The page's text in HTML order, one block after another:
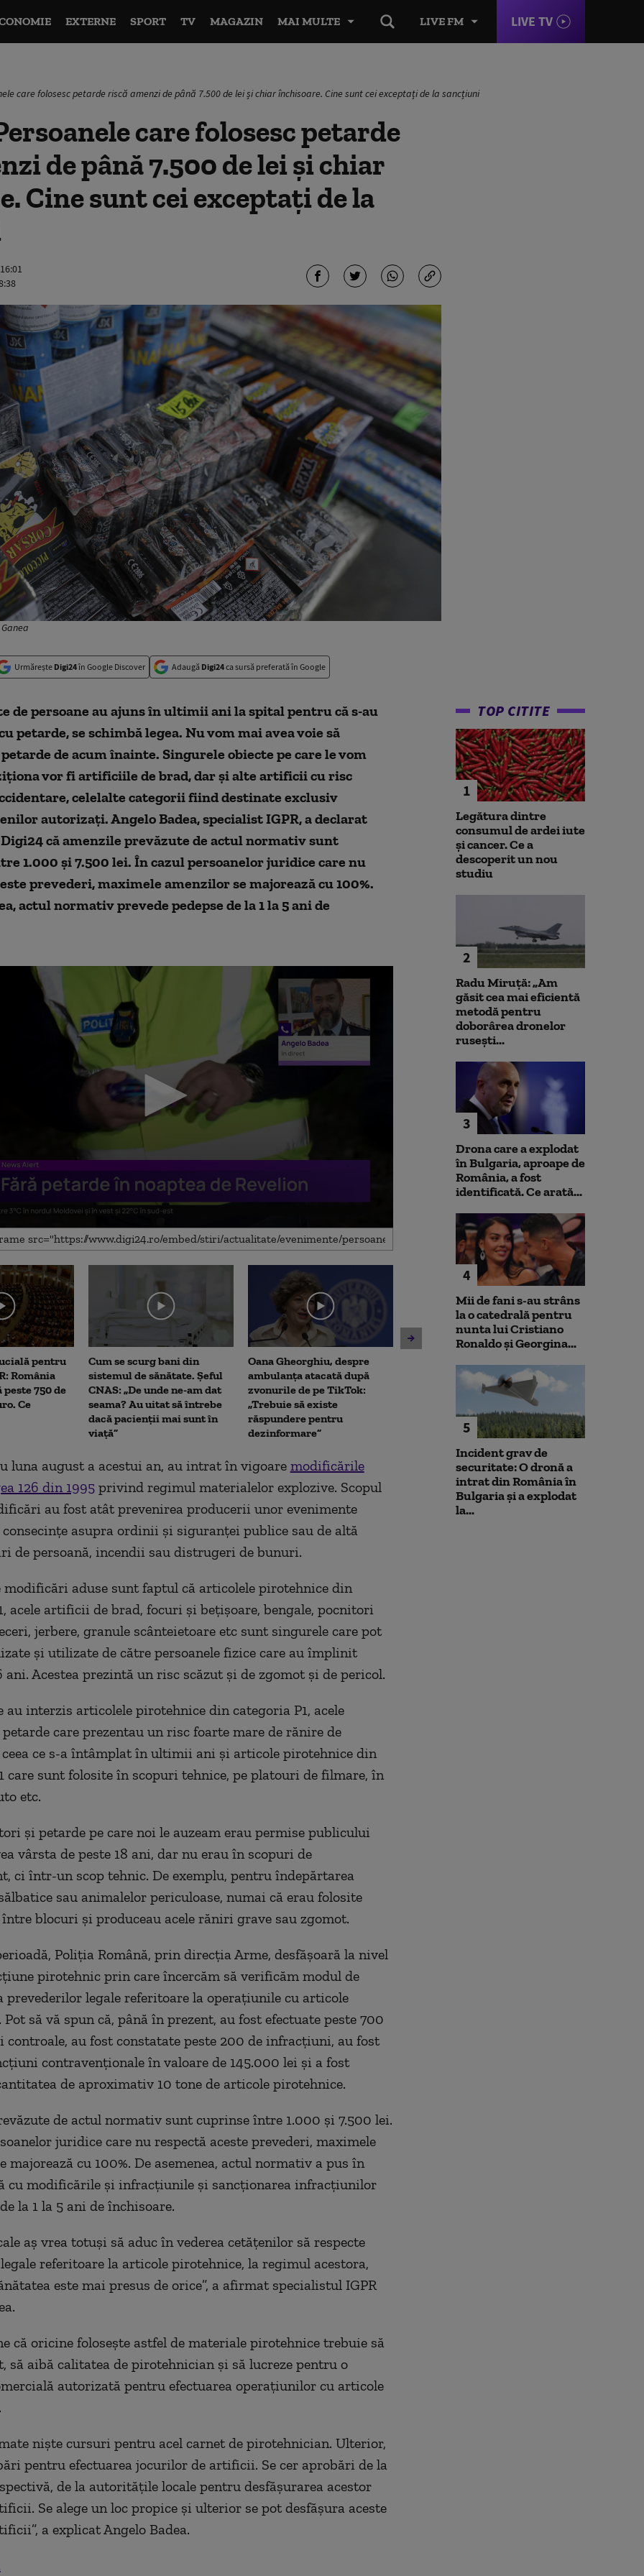
LIVE FM LIVE TV
EXTERNE SPORT TV MAGAZIN MAI MULTE
care folosesc petarde riscă amenzi de până 7.500 de lei și chiar închisoare. Cine sunt cei exceptați de la sancțiuni
care folosesc petarde
de până 7.500 de lei și chiar
Cine sunt cei exceptați de la
Urmărește Digi24în Google Discover Adaugă Digi24ca sursă preferată în Google
de persoane au ajuns în ultimii ani la spital pentru că s-au
petarde, se schimbă legea. Nu vom mai avea voie să
de acum înainte. Singurele obiecte pe care le vom
vor fi artificiile de brad, dar și alte artificii cu risc
celelalte categorii fiind destinate exclusiv
autorizați. Angelo Badea, specialist IGPR, a declarat
că amenzile prevăzute de actul normativ sunt
1.000 și 7.500 lei. În cazul persoanelor juridice care nu
prevederi, maximele amenzilor se majorează cu 100%.
actul normativ prevede pedepse de la 1 la 5 ani de
pentru
România
750 de
Ce
Cum se scurg bani din
sistemul de sănătate. Șeful
CNAS: „De unde ne-am dat
seama? Au uitat să întrebe
dacă pacienții mai sunt în
viață”
Oana Gheorghiu, despre
ambulanța atacată după
zvonurile de pe TikTok:
„Trebuie să existe
răspundere pentru
dezinformare”
ambulanța din Cluj, reținuți
24 de ore. Mărturia
luna august a acestui an, au intrat în vigoare modificările
126 din 1995privind regimul materialelor explozive. Scopul
au fost atât prevenirea producerii unor evenimente
asupra ordinii și siguranței publice sau de altă
de persoană, incendii sau distrugeri de bunuri.
modificări aduse sunt faptul că articolele pirotehnice din
acele artificii de brad, focuri și bețișoare, bengale, pocnitori
jerbere, granule scânteietoare etc sunt singurele care pot
și utilizate de către persoanele fizice care au împlinit
ani. Acestea prezintă un risc scăzut și de zgomot și de pericol.
interzis articolele pirotehnice din categoria P1, acele
care prezentau un risc foarte mare de rănire de
ceea ce s-a întâmplat în ultimii ani și articole pirotehnice din
care sunt folosite în scopuri tehnice, pe platouri de filmare, în
etc.
și petarde pe care noi le auzeam erau permise publicului
vârsta de peste 18 ani, dar nu erau în scopuri de
ci într-un scop tehnic. De exemplu, pentru îndepărtarea
sau animalelor periculoase, numai că erau folosite
blocuri și produceau acele răniri grave sau zgomot.
Poliția Română, prin direcția Arme, desfășoară la nivel
pirotehnic prin care încercăm să verificăm modul de
prevederilor legale referitoare la operațiunile cu articole
să vă spun că, până în prezent, au fost efectuate peste 700
controale, au fost constatate peste 200 de infracțiuni, au fost
contravenționale în valoare de 145.000 lei și a fost
de aproximativ 10 tone de articole pirotehnice.
de actul normativ sunt cuprinse între 1.000 și 7.500 lei.
juridice care nu respectă aceste prevederi, maximele
majorează cu 100%. De asemenea, actul normativ a pus în
cu modificările și infracțiunile și sancționarea infracțiunilor
la 1 la 5 ani de închisoare.
aș vrea totuși să aduc în vederea cetățenilor să respecte
referitoare la articole pirotehnice, la regimul acestora,
este mai presus de orice”, a afirmat specialistul IGPR
că oricine folosește astfel de materiale pirotehnice trebuie să
să aibă calitatea de pirotehnician și să lucreze pentru o
autorizată pentru efectuarea operațiunilor cu articole
niște cursuri pentru acel carnet de pirotehnician. Ulterior,
pentru efectuarea jocurilor de artificii. Se cer aprobări de la
de la autoritățile locale pentru desfășurarea acestor
Se alege un loc propice și ulterior se pot desfășura aceste
a explicat Angelo Badea.
TOP CITITE
1
Legătura dintre
consumul de ardei iute
și cancer. Ce a
descoperit un nou
studiu
2
Radu Miruță: „Am
găsit cea mai eficientă
metodă pentru
doborârea dronelor
rusești...
3
Drona care a explodat
în Bulgaria, aproape de
România, a fost
identificată. Ce arată...
4
Mii de fani s-au strâns
la o catedrală pentru
nunta lui Cristiano
Ronaldo şi Georgina...
5
Incident grav de
securitate: O dronă a
intrat din România în
Bulgaria şi a explodat
la...